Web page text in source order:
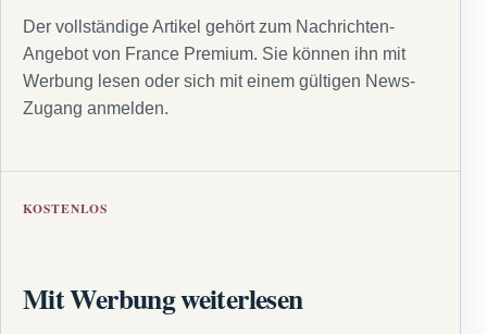
Der vollständige Artikel gehört zum Nachrichten-
Angebot von France Premium. Sie können ihn mit
Werbung lesen oder sich mit einem gültigen News-
Zugang anmelden.
KOSTENLOS
Mit Werbung weiterlesen